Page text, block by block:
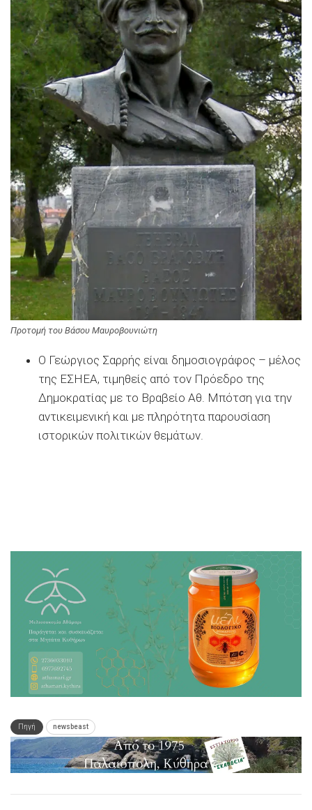
Προτομή του Βάσου Μαυροβουνιώτη
Ο Γεώργιος Σαρρής είναι δημοσιογράφος – μέλος
της ΕΣΗΕΑ, τιμηθείς από τον Πρόεδρο της
Δημοκρατίας με το Βραβείο Αθ. Μπότση για την
αντικειμενική και με πληρότητα παρουσίαση
ιστορικών πολιτικών θεμάτων.
Πηγή newsbeast